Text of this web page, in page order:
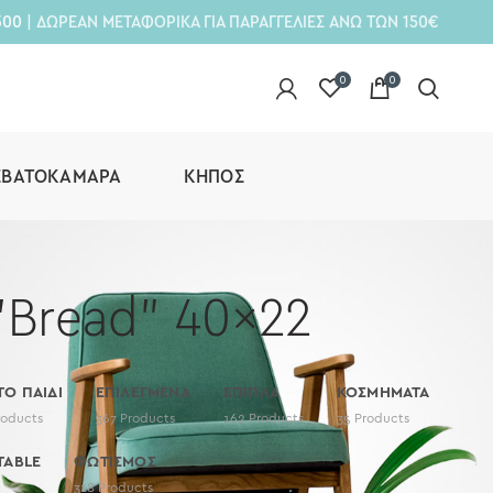
| ΔΩΡΕΑΝ ΜΕΤΑΦΟΡΙΚΑ ΓΙΑ ΠΑΡΑΓΓΕΛΙΕΣ ΑΝΩ ΤΩΝ 150€
0 0
ΚΉΠΟΣ
40x22
ΠΑΙΔΙ ΕΠΙΛΕΓΜΕΝΑ
367 Products
ΕΠΙΠΛΑ
162 Products
ΚΟΣΜΗΜΑΤΑ
35 Products
ΦΩΤΙΣΜΟΣ
318 Products